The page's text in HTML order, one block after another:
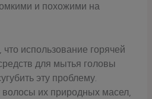
и похожими на
что использование горячей
для мытья головы
эту проблему.
их природных масел,